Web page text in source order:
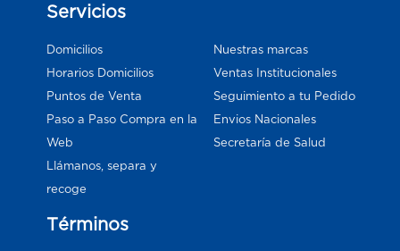
Servicios
Domicilios
Horarios Domicilios
Puntos de Venta
Paso a Paso Compra en la
Web
Llámanos, separa y
recoge
Nuestras marcas
Ventas Institucionales
Seguimiento a tu Pedido
Envios Nacionales
Secretaría de Salud
Términos